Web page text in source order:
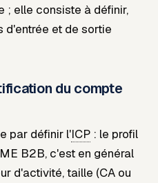
; elle consiste à définir,
d'entrée et de sortie
du compte
par définir l'ICP : le profil
B2B, c'est en général
d'activité, taille (CA ou